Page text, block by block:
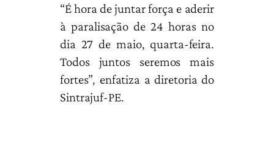
“É hora de juntar força e aderir
à paralisação de 24 horas no
dia 27 de maio, quarta-feira.
Todos juntos seremos mais
fortes”, enfatiza a diretoria do
Sintrajuf-PE.